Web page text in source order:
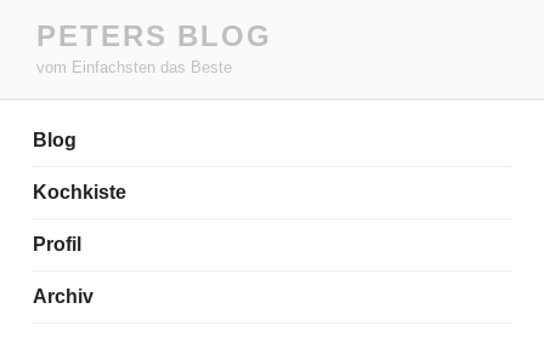
Inhalt
springen
PETERS BLOG
vom Einfachsten das Beste
Blog
Kochkiste
Profil
Archiv